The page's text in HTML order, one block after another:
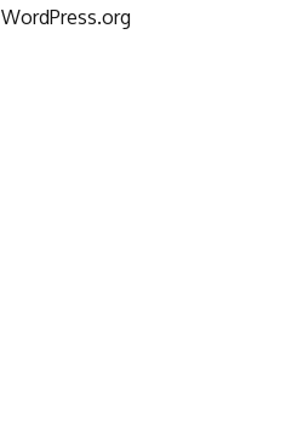
WordPress.org